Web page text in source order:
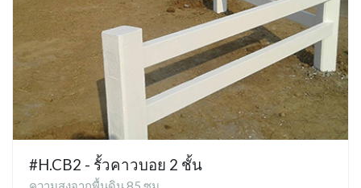
#H.CB2 - รั้วคาวบอย 2 ชั้น